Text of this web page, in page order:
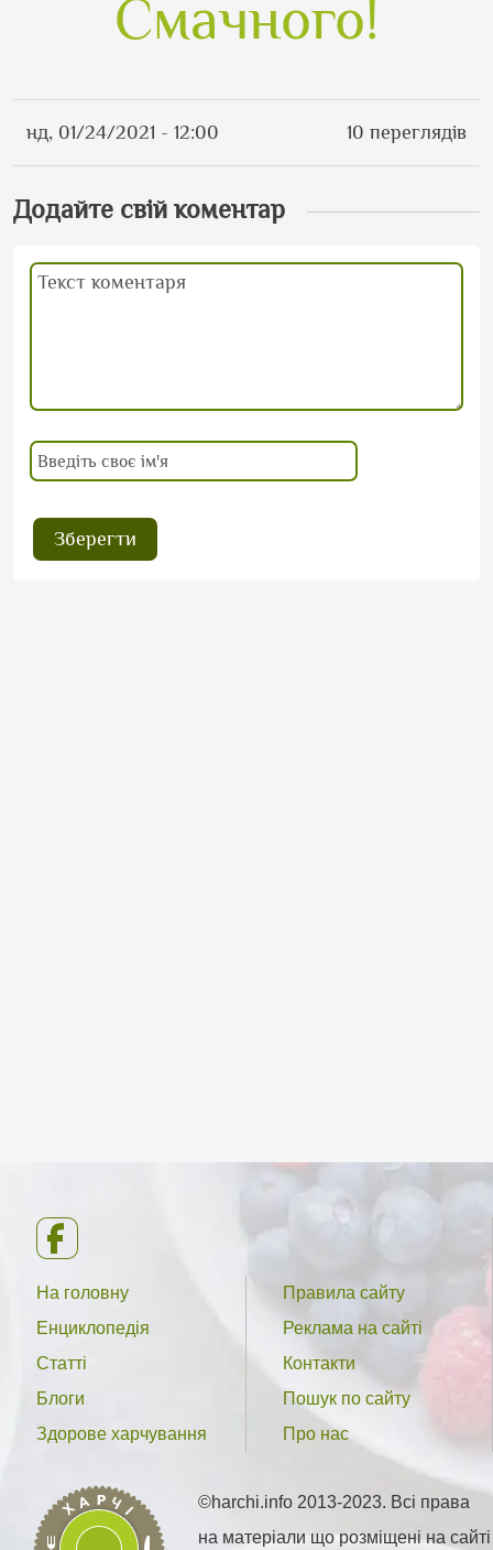
Смачного!
нд, 01/24/2021 - 12:00 10 переглядів
Додайте свій коментар
На головну
Енциклопедія
Статті
Блоги
Здорове харчування
Правила сайту
Реклама на сайті
Контакти
Пошук по сайту
Про нас
©harchi.info 2013-2023. Всі права
на матеріали що розміщені на сайті